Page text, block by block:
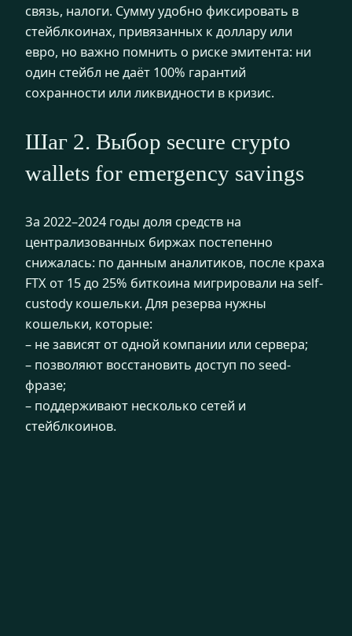
связь, налоги. Сумму удобно фиксировать в
стейблкоинах, привязанных к доллару или
евро, но важно помнить о риске эмитента: ни
один стейбл не даёт 100% гарантий
сохранности или ликвидности в кризис.
Шаг 2. Выбор secure crypto
wallets for emergency savings
За 2022–2024 годы доля средств на
централизованных биржах постепенно
снижалась: по данным аналитиков, после краха
FTX от 15 до 25% биткоина мигрировали на self-
custody кошельки. Для резерва нужны
кошельки, которые:
– не зависят от одной компании или сервера;
– позволяют восстановить доступ по seed-
фразе;
– поддерживают несколько сетей и
стейблкоинов.